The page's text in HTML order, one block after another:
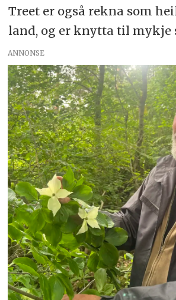
Treet er også rekna som
land, og er knytta til
ANNONSE